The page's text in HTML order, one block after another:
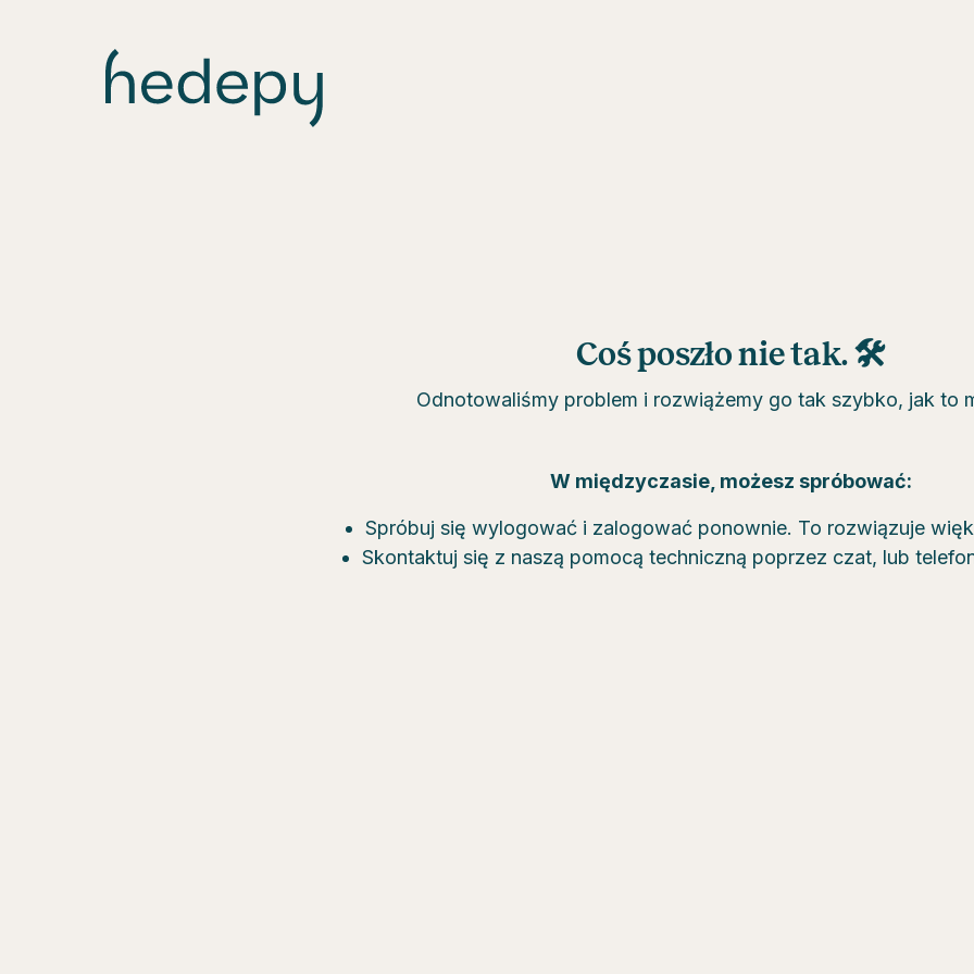
Coś poszło nie tak. 🛠
Odnotowaliśmy problem i rozwiążemy go tak szybko, jak to
W międzyczasie, możesz spróbować:
Spróbuj się wylogować i zalogować ponownie. To rozwiązuje
Skontaktuj się z naszą pomocą techniczną poprzez czat, lub